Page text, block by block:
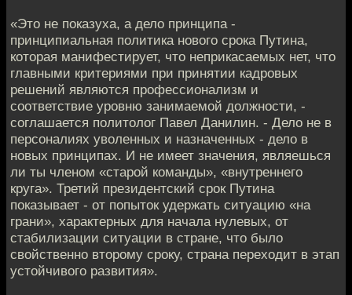
«Это не показуха, а дело принципа -
принципиальная политика нового срока Путина,
которая манифестирует, что неприкасаемых нет, что
главными критериями при принятии кадровых
решений являются профессионализм и
соответствие уровню занимаемой должности, -
соглашается политолог Павел Данилин. - Дело не в
персоналиях уволенных и назначенных - дело в
новых принципах. И не имеет значения, являешься
ли ты членом «старой команды», «внутреннего
круга». Третий президентский срок Путина
показывает - от попыток удержать ситуацию «на
грани», характерных для начала нулевых, от
стабилизации ситуации в стране, что было
свойственно второму сроку, страна переходит в этап
устойчивого развития».